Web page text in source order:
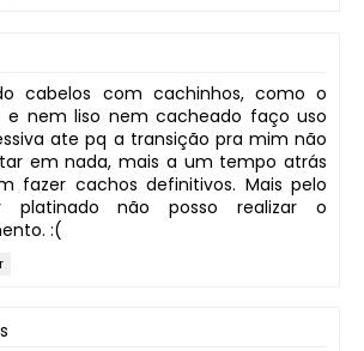
cabelos com cachinhos, como o
e nem liso nem cacheado faço uso
ate pq a transição pra mim não
em nada, mais a um tempo atrás
fazer cachos definitivos. Mais pelo
platinado não posso realizar o
:(